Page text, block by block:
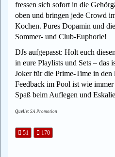
fressen sich sofort in die
oben und bringen jede Crowd
Kochen. Pures Dopamin und
Sommer- und Club-Euphorie!
DJs aufgepasst: Holt euch
in eure Playlists und Sets – das
Joker für die Prime-Time in
Feedback im Pool ist wie
Spaß beim Auflegen und
Quelle: SA Promotion
51 170